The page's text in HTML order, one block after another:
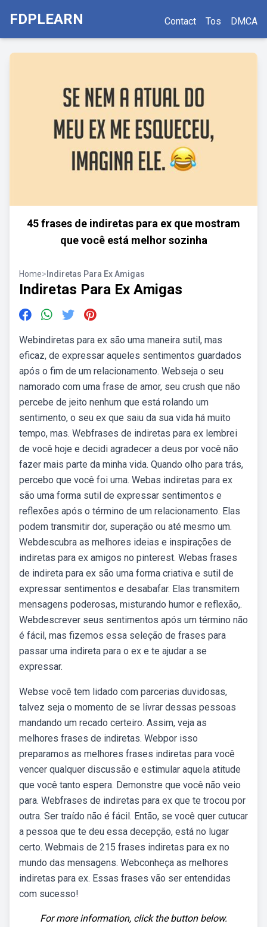
FDPLEARN Contact Tos DMCA
45 frases de indiretas para ex que mostram
que você está melhor sozinha
Home> Indiretas Para Ex Amigas
Indiretas Para Ex Amigas
Webindiretas para ex são uma maneira sutil, mas
eficaz, de expressar aqueles sentimentos guardados
após o fim de um relacionamento. Webseja o seu
namorado com uma frase de amor, seu crush que não
percebe de jeito nenhum que está rolando um
sentimento, o seu ex que saiu da sua vida há muito
tempo, mas. Webfrases de indiretas para ex lembrei
de você hoje e decidi agradecer a deus por você não
fazer mais parte da minha vida. Quando olho para trás,
percebo que você foi uma. Webas indiretas para ex
são uma forma sutil de expressar sentimentos e
reflexões após o término de um relacionamento. Elas
podem transmitir dor, superação ou até mesmo um.
Webdescubra as melhores ideias e inspirações de
indiretas para ex amigos no pinterest. Webas frases
de indireta para ex são uma forma criativa e sutil de
expressar sentimentos e desabafar. Elas transmitem
mensagens poderosas, misturando humor e reflexão,.
Webdescrever seus sentimentos após um término não
é fácil, mas fizemos essa seleção de frases para
passar uma indireta para o ex e te ajudar a se
expressar.
Webse você tem lidado com parcerias duvidosas,
talvez seja o momento de se livrar dessas pessoas
mandando um recado certeiro. Assim, veja as
melhores frases de indiretas. Webpor isso
preparamos as melhores frases indiretas para você
vencer qualquer discussão e estimular aquela atitude
que você tanto espera. Demonstre que você não veio
para. Webfrases de indiretas para ex que te trocou por
outra. Ser traído não é fácil. Então, se você quer cutucar
a pessoa que te deu essa decepção, está no lugar
certo. Webmais de 215 frases indiretas para ex no
mundo das mensagens. Webconheça as melhores
indiretas para ex. Essas frases vão ser entendidas
com sucesso!
For more information, click the button below.